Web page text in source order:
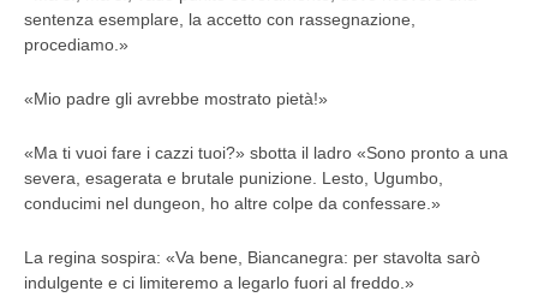
sentenza esemplare, la accetto con rassegnazione,
procediamo.»
«Mio padre gli avrebbe mostrato pietà!»
«Ma ti vuoi fare i cazzi tuoi?» sbotta il ladro «Sono pronto a una
severa, esagerata e brutale punizione. Lesto, Ugumbo,
conducimi nel dungeon, ho altre colpe da confessare.»
La regina sospira: «Va bene, Biancanegra: per stavolta sarò
indulgente e ci limiteremo a legarlo fuori al freddo.»